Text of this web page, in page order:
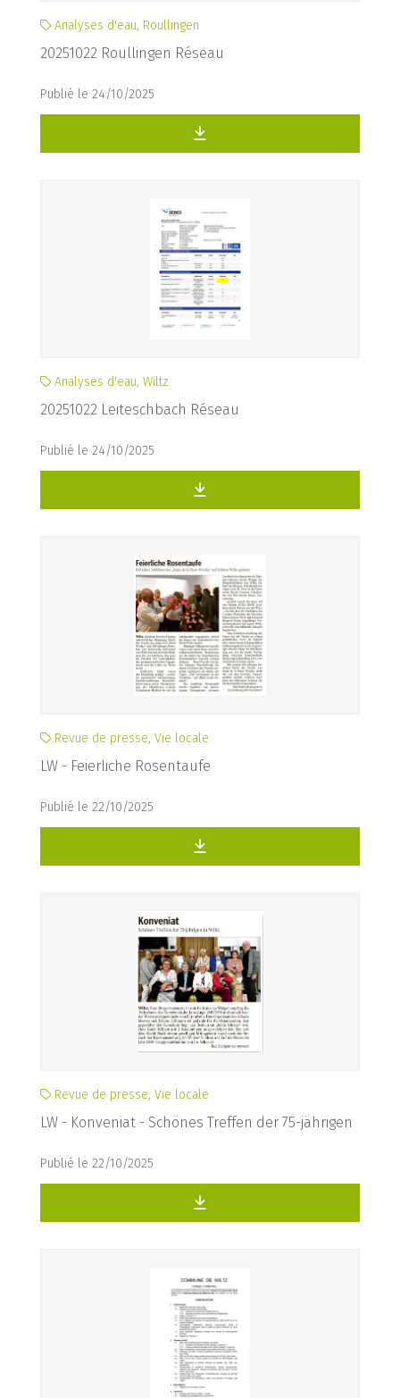
Analyses d'eau, Roullingen
20251022 Roullingen Réseau
Publié le 24/10/2025
Analyses d'eau, Wiltz
20251022 Leiteschbach Réseau
Publié le 24/10/2025
Revue de presse, Vie locale
LW - Feierliche Rosentaufe
Publié le 22/10/2025
Revue de presse, Vie locale
LW - Konveniat - Schönes Treffen der 75-jährigen
Publié le 22/10/2025